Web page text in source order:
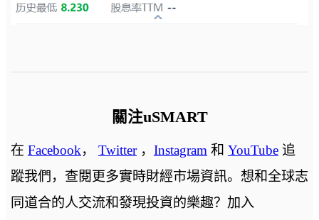
關注uSMART
在 Facebook， Twitter， Instagram 和 YouTube追
蹤我們，查閱更多實時財經市場資訊。想和全球志
同道合的人交流和發現投資的樂趣？加入